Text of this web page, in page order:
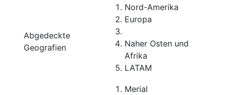
Abgedeckte
Geografien
Nord-Amerika
Europa
Naher Osten und
Afrika
LATAM
Merial